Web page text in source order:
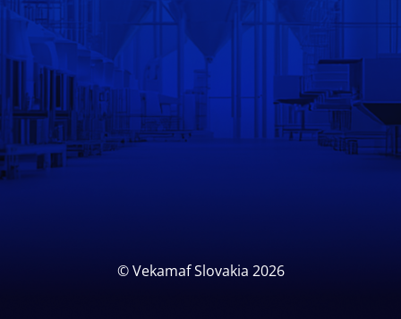
© Vekamaf Slovakia 2026